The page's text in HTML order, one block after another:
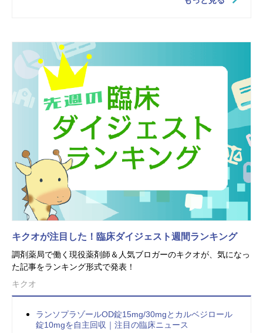
キクオが注目した！臨床ダイジェスト週間ランキング
調剤薬局で働く現役薬剤師＆人気ブロガーのキクオが、気になっ
た記事をランキング形式で発表！
キクオ
ランソプラゾールOD錠15mg/30mgとカルベジロール
錠10mgを自主回収｜注目の臨床ニュース